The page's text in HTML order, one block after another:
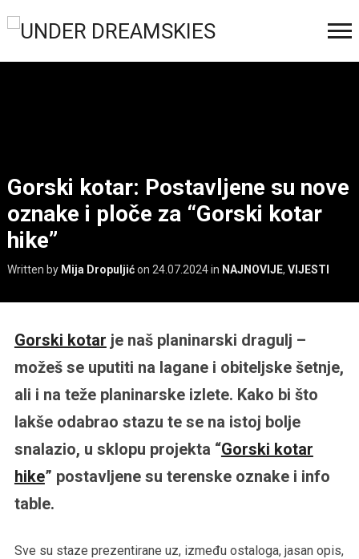
Gorski kotar: Postavljene su nove
oznake i ploče za “Gorski kotar
hike”
Written by Mija Dropuljićon 24.07.2024in NAJNOVIJE, VIJESTI
Gorski kotar je naš planinarski dragulj –
možeš se uputiti na lagane i obiteljske šetnje,
ali i na teže planinarske izlete. Kako bi što
lakše odabrao stazu te se na istoj bolje
snalazio, u sklopu projekta “Gorski kotar
hike” postavljene su terenske oznake i info
table.
Sve su staze prezentirane uz, između ostaloga, jasan opis,